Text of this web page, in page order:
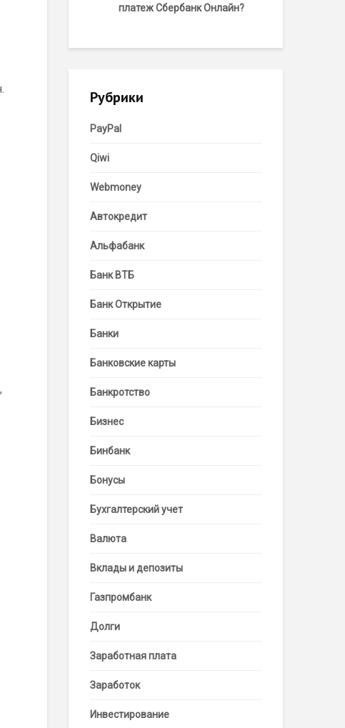
платеж Сбербанк Онлайн?
Рубрики
PayPal
Qiwi
Webmoney
Автокредит
Альфабанк
Банк ВТБ
Банк Открытие
Банки
Банковские карты
Банкротство
Бизнес
Бинбанк
Бонусы
Бухгалтерский учет
Валюта
Вклады и депозиты
Газпромбанк
Долги
Заработная плата
Заработок
Инвестирование